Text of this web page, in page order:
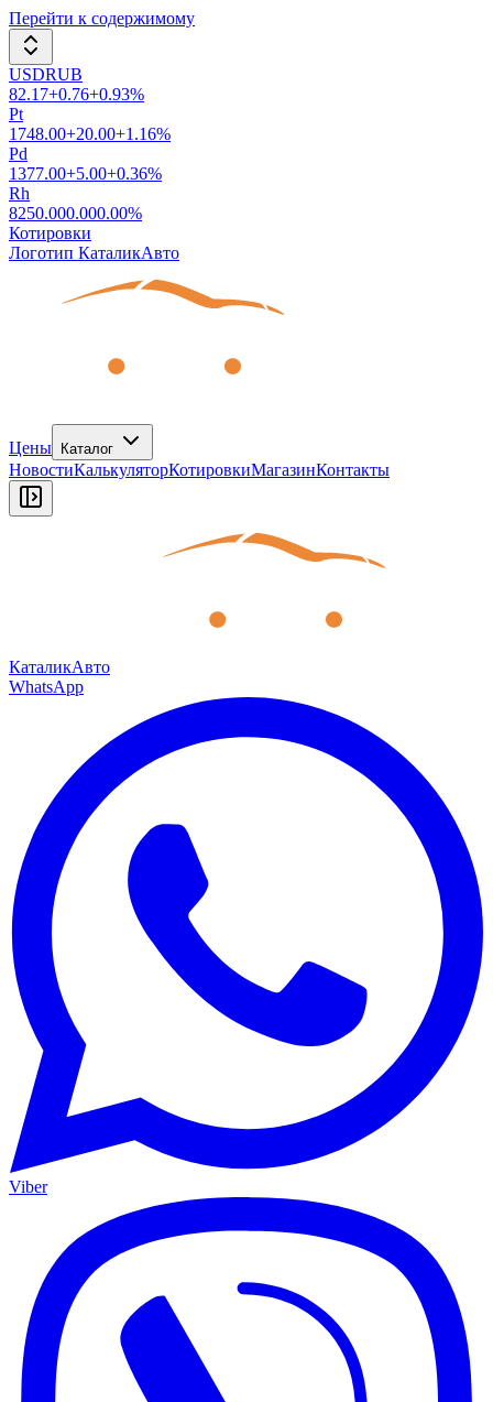
Перейти к содержимому
USDRUB
82.17+0.76+0.93%
Pt
1748.00+20.00+1.16%
Pd
1377.00+5.00+0.36%
Rh
8250.000.000.00%
Котировки
Логотип КаталикАвто
Цены Каталог
НовостиКалькуляторКотировкиМагазинКонтакты
КаталикАвто
WhatsApp
Viber